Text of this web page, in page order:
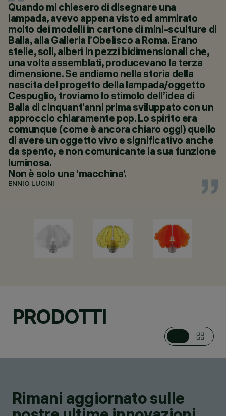
3
SHOP ONLINE
Quando mi chiesero di disegnare una
lampada, avevo appena visto ed ammirato
molto dei modelli in cartone di mini-sculture di
Balla, alla Galleria l’Obelisco a Roma. Erano
stelle, soli, alberi in pezzi bidimensionali che,
una volta assemblati, producevano la terza
dimensione. Se andiamo nella storia della
nascita del progetto della lampada/oggetto
Cespuglio, troviamo lo stimolo dell’idea di
Balla di cinquant’anni prima sviluppato con un
approccio chiaramente pop. Lo spirito era
comunque (come è ancora chiaro oggi) quello
di avere un oggetto vivo e significativo anche
da spento, e non comunicante la sua funzione
luminosa.
Non è solo una ‘macchina’.
ENNIO LUCINI
PRODOTTI
Rimani aggiornato sulle